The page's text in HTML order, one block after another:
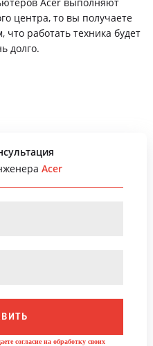
центра, то вы получаете
работать техника будет
долго.
Acer
согласие на обработку своих